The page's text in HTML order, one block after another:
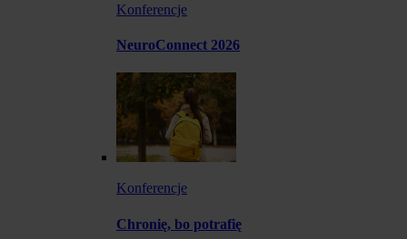
Konferencje
NeuroConnect 2026
Konferencje
Chronię, bo potrafię